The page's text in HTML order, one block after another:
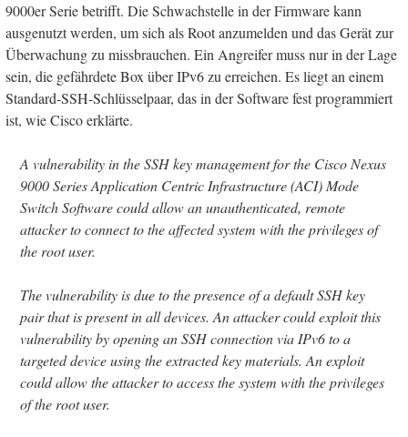
9000er Serie betrifft. Die Schwachstelle in der Firmware kann
ausgenutzt werden, um sich als Root anzumelden und das Gerät zur
Überwachung zu missbrauchen. Ein Angreifer muss nur in der Lage
sein, die gefährdete Box über IPv6 zu erreichen. Es liegt an einem
Standard-SSH-Schlüsselpaar, das in der Software fest programmiert
ist, wie Cisco erklärte.
A vulnerability in the SSH key management for the Cisco Nexus
9000 Series Application Centric Infrastructure (ACI) Mode
Switch Software could allow an unauthenticated, remote
attacker to connect to the affected system with the privileges of
the root user.
The vulnerability is due to the presence of a default SSH key
pair that is present in all devices. An attacker could exploit this
vulnerability by opening an SSH connection via IPv6 to a
targeted device using the extracted key materials. An exploit
could allow the attacker to access the system with the privileges
of the root user.